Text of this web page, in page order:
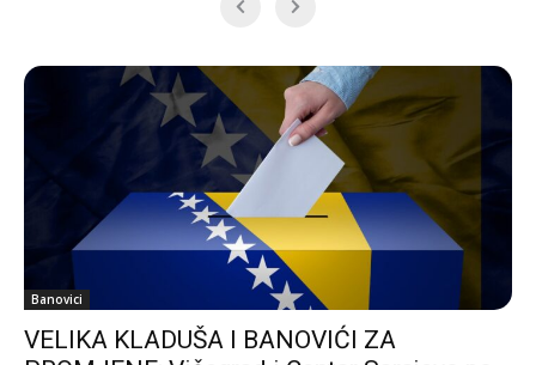
Banovici
VELIKA KLADUŠA I BANOVIĆI ZA